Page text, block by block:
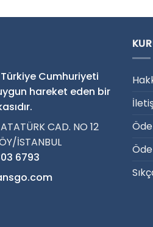
Cumhuriyeti
hareket eden bir
CAD. NO 12
İSTANBUL
6793